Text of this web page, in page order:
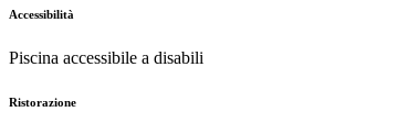
Accessibilità
Piscina accessibile a disabili
Ristorazione